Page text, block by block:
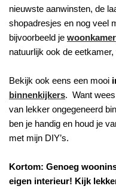
nieuwste aanwinsten, de
shopadresjes en nog veel
bijvoorbeeld je woonkamer
natuurlijk ook de
Bekijk ook eens een mooi
binnenkijkers. Want
van lekker ongegeneerd
ben je handig en houd je
met mijn DIY’s.
Kortom: Genoeg
eigen interieur! Kijk